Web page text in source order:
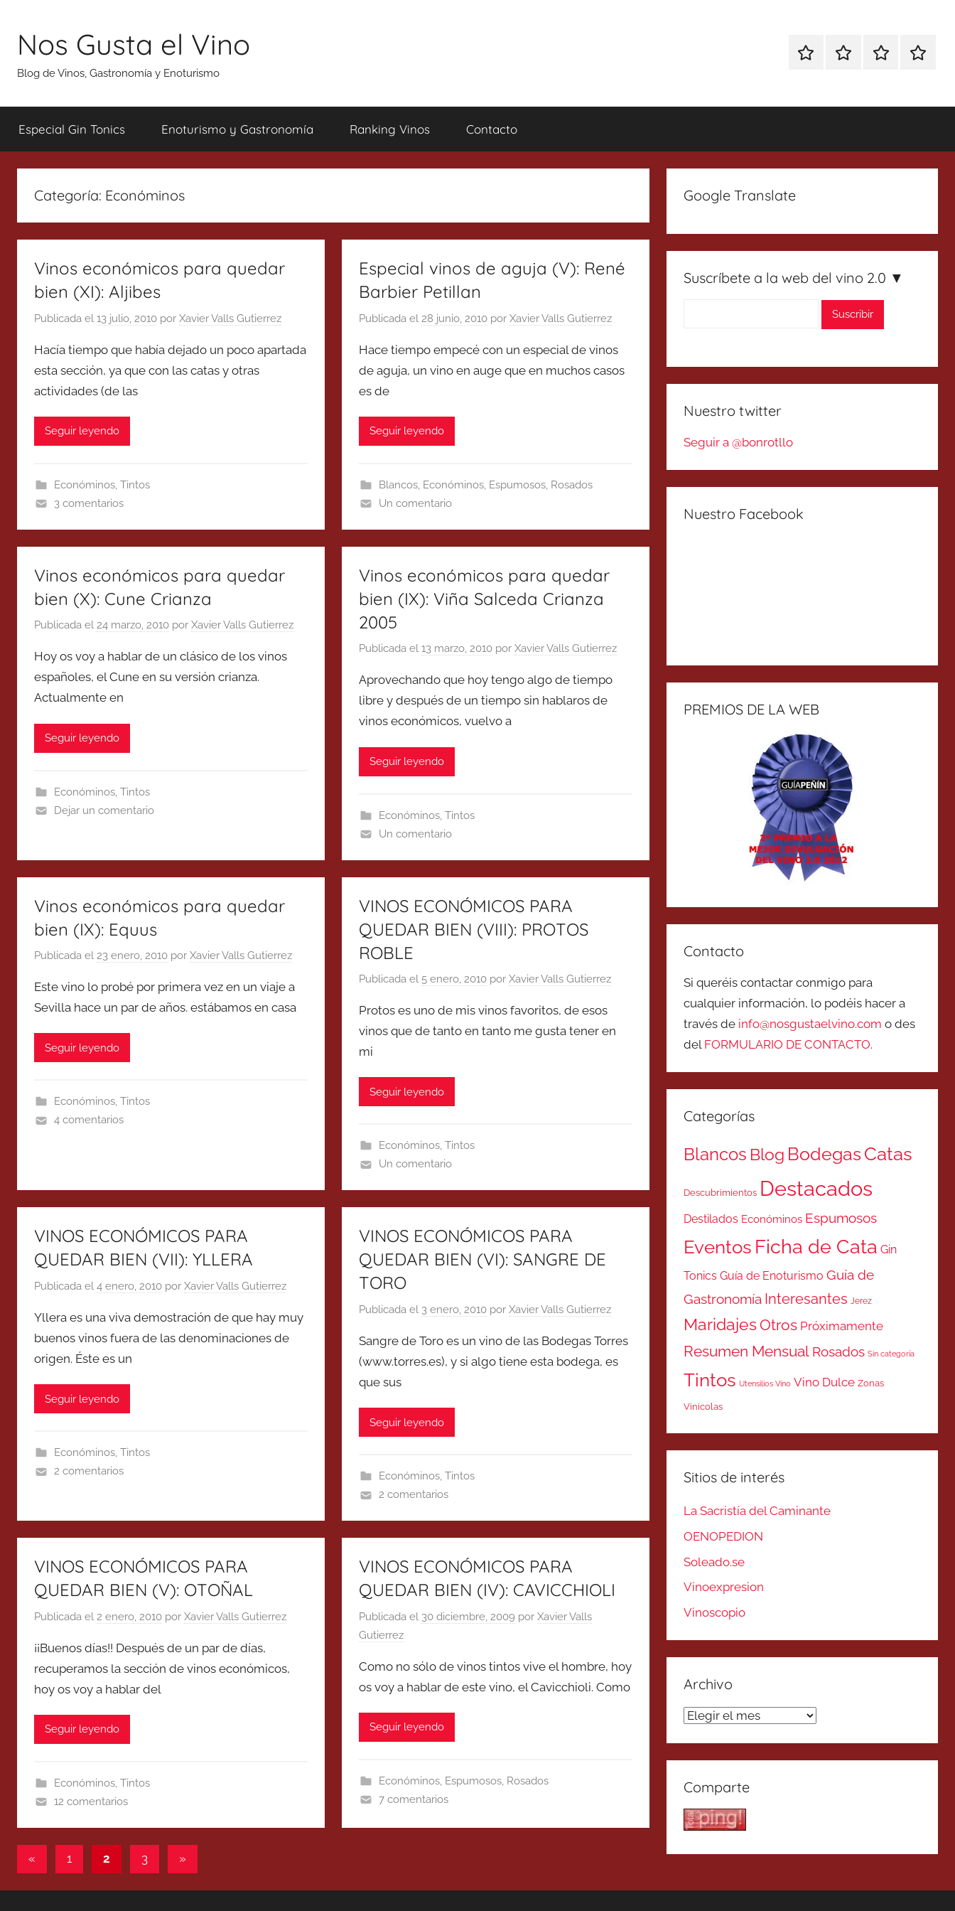
contenido
Nos Gusta el Vino
Blog de Vinos, Gastronomía y Enoturismo
EspecialEnoturismoRanking
Especial Gin Tonics Enoturismo y Gastronomía Ranking Vinos Contacto
Categoría: Económinos
Vinos económicos para quedar
bien (XI): Aljibes
Publicada el 13 julio, 2010 por Xavier Valls Gutierrez
Hacía tiempo que había dejado un poco apartada
esta sección, ya que con las catas y otras
actividades (de las
Seguir leyendo
Económinos, Tintos
3 comentarios
Especial vinos de aguja (V): René
Barbier Petillan
Publicada el 28 junio, 2010 porXavier Valls Gutierrez
Hace tiempo empecé con un especial de vinos
de aguja, un vino en auge que en muchos casos
es de
Seguir leyendo
Blancos, Económinos, Espumosos, Rosados
Un comentario
Vinos económicos para quedar
bien (X): Cune Crianza
Publicada el 24 marzo, 2010 por Xavier Valls Gutierrez
Hoy os voy a hablar de un clásico de los vinos
españoles, el Cune en su versión crianza.
Actualmente en
Seguir leyendo
Económinos, Tintos
Dejar un comentario
Vinos económicos para quedar
bien (IX): Viña Salceda Crianza
2005
Publicada el13 marzo, 2010 porXavier Valls Gutierrez
Aprovechando que hoy tengo algo de tiempo
libre y después de un tiempo sin hablaros de
vinos económicos, vuelvo a
Seguir leyendo
Económinos, Tintos
Un comentario
Vinos económicos para quedar
bien (IX): Equus
Publicada el 23 enero, 2010 por Xavier Valls Gutierrez
Este vino lo probé por primera vez en un viaje a
Sevilla hace un par de años. estábamos en casa
Seguir leyendo
Económinos, Tintos
4 comentarios
VINOS ECONÓMICOS PARA
QUEDAR BIEN (VIII): PROTOS
ROBLE
Publicada el 5 enero, 2010 porXavier Valls Gutierrez
Protos es uno de mis vinos favoritos, de esos
vinos que de tanto en tanto me gusta tener en
mi
Seguir leyendo
Económinos, Tintos
Un comentario
VINOS ECONÓMICOS PARA
QUEDAR BIEN (VII): YLLERA
Publicada el 4 enero, 2010 por Xavier Valls Gutierrez
Yllera es una viva demostración de que hay muy
buenos vinos fuera de las denominaciones de
origen. Éste es un
Seguir leyendo
Económinos, Tintos
2 comentarios
VINOS ECONÓMICOS PARA
QUEDAR BIEN (VI): SANGRE DE
TORO
Publicada el 3 enero, 2010 porXavier Valls Gutierrez
Sangre de Toro es un vino de las Bodegas Torres
(www.torres.es), y si algo tiene esta bodega, es
que sus
Seguir leyendo
Económinos, Tintos
2 comentarios
VINOS ECONÓMICOS PARA
QUEDAR BIEN (V): OTOÑAL
Publicada el 2 enero, 2010 por Xavier Valls Gutierrez
¡¡Buenos días!! Después de un par de días,
recuperamos la sección de vinos económicos,
hoy os voy a hablar del
Seguir leyendo
Económinos, Tintos
12 comentarios
VINOS ECONÓMICOS PARA
QUEDAR BIEN (IV): CAVICCHIOLI
Publicada el 30 diciembre, 2009 porXavier Valls
Gutierrez
Como no sólo de vinos tintos vive el hombre, hoy
os voy a hablar de este vino, el Cavicchioli. Como
Seguir leyendo
Económinos, Espumosos, Rosados
7 comentarios
Paginación
« Entradas
1 2 3
Entradas
»
Google Translate
Suscríbete a la web del vino 2.0 ▼
Nuestro twitter
Seguir a @bonrotllo
Nuestro Facebook
PREMIOS DE LA WEB
Contacto
Si queréis contactar conmigo para
cualquier información, lo podéis hacer a
través de info@nosgustaelvino.com o des
del FORMULARIO DE CONTACTO.
Categorías
Blancos Blog BodegasCatas
Descubrimientos Destacados
Destilados Económinos Espumosos
Eventos Ficha de Cata Gin
Tonics Guía de Enoturismo Guía de
Gastronomía Interesantes Jerez
MaridajesOtros Próximamente
Resumen Mensual Rosados Sin categoría
Tintos Utensilios Vino Vino Dulce Zonas
Vinicolas
Sitios de interés
La Sacristía del Caminante
OENOPEDION
Soleado.se
Vinoexpresion
Vinoscopio
Archivo
Archivo
Comparte